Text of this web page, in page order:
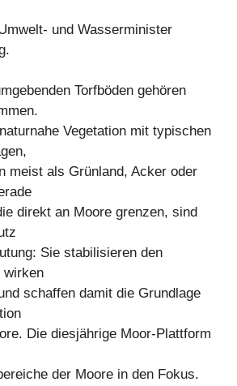
und Wasserminister
Torfböden gehören
Vegetation mit typischen
meist als Grünland, Acker oder
direkt an Moore grenzen, sind
Sie stabilisieren den
wirken
schaffen damit die Grundlage
Die diesjährige Moor-Plattform
der Moore in den Fokus.